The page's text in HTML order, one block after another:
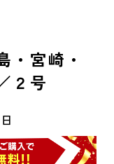
宮崎・
２号